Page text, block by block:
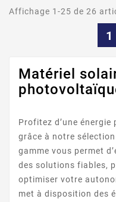
Affichage 1-25 de 26
1
Matériel
Profitez d’une
grâce à notre
gamme vous permet
des solutions fiables,
optimiser votre
met à disposition des